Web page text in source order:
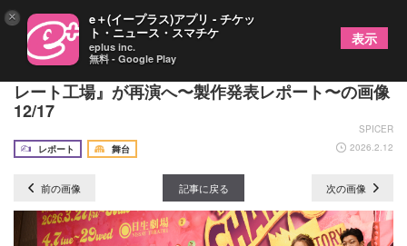
堂本光一主演！ミュージカル『チャーリーとチョコ
レート工場』が再演へ〜製作発表レポート〜の画像
12/17
SPICER
レポート
舞台 2026.2.12
前の画像 記事に戻る 次の画像
× e＋(イープラス)アプリ - チケッ
ト・ニュース・スマチケ
eplus inc.
無料 - Google Play
表示